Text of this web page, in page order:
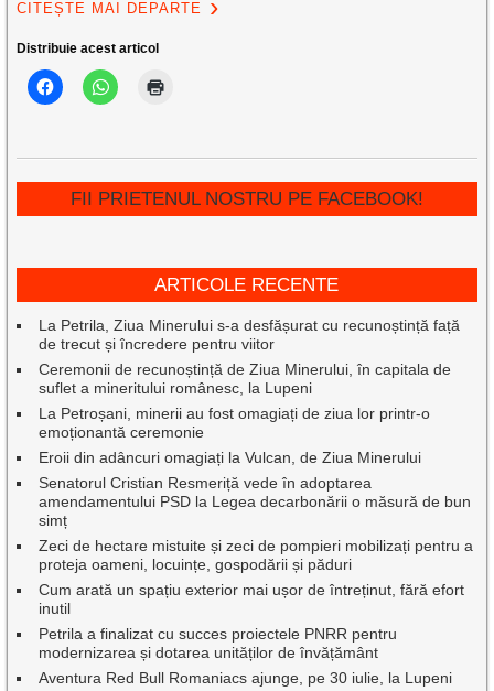
CITEȘTE MAI DEPARTE
Distribuie acest articol
FII PRIETENUL NOSTRU PE FACEBOOK!
ARTICOLE RECENTE
La Petrila, Ziua Minerului s-a desfășurat cu recunoștință față
de trecut și încredere pentru viitor
Ceremonii de recunoștință de Ziua Minerului, în capitala de
suflet a mineritului românesc, la Lupeni
La Petroșani, minerii au fost omagiați de ziua lor printr-o
emoționantă ceremonie
Eroii din adâncuri omagiați la Vulcan, de Ziua Minerului
Senatorul Cristian Resmeriță vede în adoptarea
amendamentului PSD la Legea decarbonării o măsură de bun
simț
Zeci de hectare mistuite și zeci de pompieri mobilizați pentru a
proteja oameni, locuințe, gospodării și păduri
Cum arată un spațiu exterior mai ușor de întreținut, fără efort
inutil
Petrila a finalizat cu succes proiectele PNRR pentru
modernizarea și dotarea unităților de învățământ
Aventura Red Bull Romaniacs ajunge, pe 30 iulie, la Lupeni